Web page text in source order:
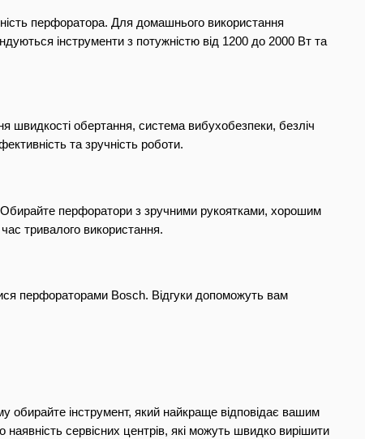
перфоратора. Для домашнього використання
інструменти з потужністю від 1200 до 2000 Вт та
швидкості обертання, система вибухобезпеки, безліч
та зручність роботи.
перфоратори з зручними рукоятками, хорошим
тривалого використання.
перфораторами Bosch. Відгуки допоможуть вам
обирайте інструмент, який найкраще відповідає вашим
сервісних центрів, які можуть швидко вирішити